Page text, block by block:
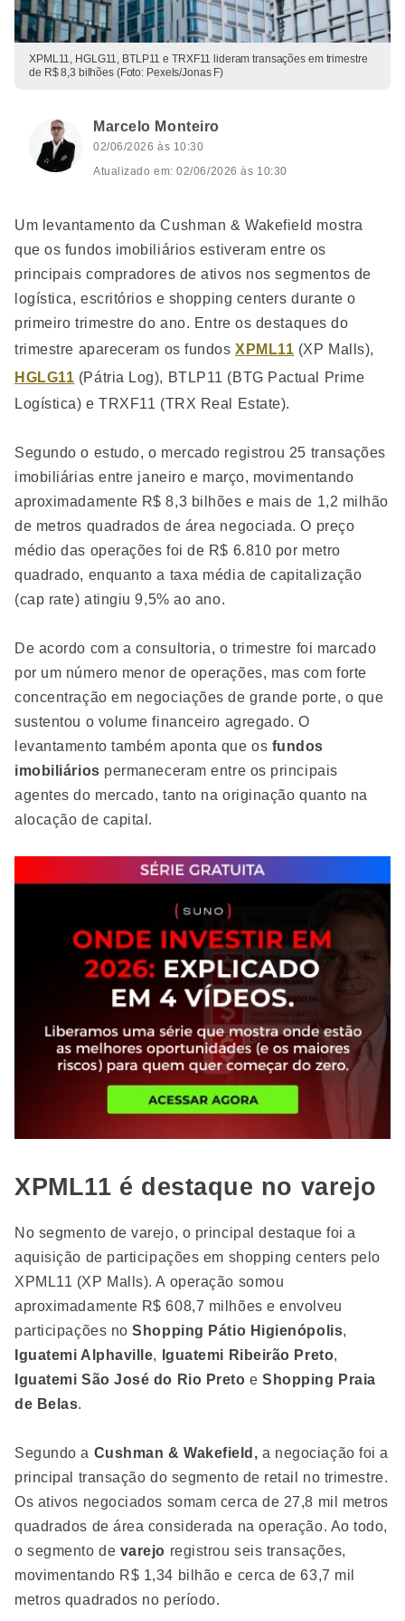
XPML11, HGLG11, BTLP11 e TRXF11 lideram transações em trimestre
de R$ 8,3 bilhões (Foto: Pexels/Jonas F)
Marcelo Monteiro
02/06/2026 às 10:30
Atualizado em: 02/06/2026 às 10:30
Um levantamento da Cushman & Wakefield mostra
que os fundos imobiliários estiveram entre os
principais compradores de ativos nos segmentos de
logística, escritórios e shopping centers durante o
primeiro trimestre do ano. Entre os destaques do
trimestre apareceram os fundosXPML11 (XP Malls),
HGLG11 (Pátria Log), BTLP11 (BTG Pactual Prime
Logística) e TRXF11 (TRX Real Estate).
Segundo o estudo, o mercado registrou 25 transações
imobiliárias entre janeiro e março, movimentando
aproximadamente R$ 8,3 bilhões e mais de 1,2 milhão
de metros quadrados de área negociada. O preço
médio das operações foi de R$ 6.810 por metro
quadrado, enquanto a taxa média de capitalização
(cap rate) atingiu 9,5% ao ano.
De acordo com a consultoria, o trimestre foi marcado
por um número menor de operações, mas com forte
concentração em negociações de grande porte, o que
sustentou o volume financeiro agregado. O
levantamento também aponta que os fundos
imobiliários permaneceram entre os principais
agentes do mercado, tanto na originação quanto na
alocação de capital.
XPML11 é destaque no varejo
No segmento de varejo, o principal destaque foi a
aquisição de participações em shopping centers pelo
XPML11 (XP Malls). A operação somou
aproximadamente R$ 608,7 milhões e envolveu
participações noShopping Pátio Higienópolis,
Iguatemi Alphaville, Iguatemi Ribeirão Preto,
Iguatemi São José do Rio Preto eShopping Praia
de Belas.
Segundo a Cushman & Wakefield, a negociação foi a
principal transação do segmento de retail no trimestre.
Os ativos negociados somam cerca de 27,8 mil metros
quadrados de área considerada na operação. Ao todo,
o segmento de varejo registrou seis transações,
movimentando R$ 1,34 bilhão e cerca de 63,7 mil
metros quadrados no período.